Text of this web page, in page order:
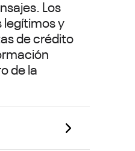
Los
legítimos y
de crédito
de la